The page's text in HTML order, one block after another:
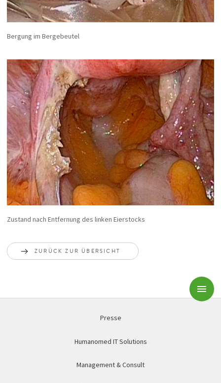
Bergung im Bergebeutel
Zustand nach Entfernung des linken Eierstocks
ZURÜCK ZUR ÜBERSICHT
Presse
Humanomed IT Solutions
Management & Consult